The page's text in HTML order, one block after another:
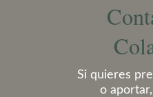
Si quieres
o